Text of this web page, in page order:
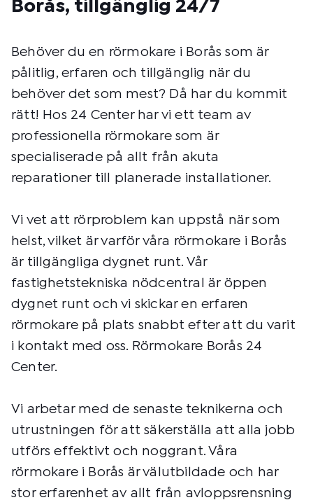
Borås, tillgänglig 24/7
Behöver du en rörmokare i Borås som är
pålitlig, erfaren och tillgänglig när du
behöver det som mest? Då har du kommit
rätt! Hos 24 Center har vi ett team av
professionella rörmokare som är
specialiserade på allt från akuta
reparationer till planerade installationer.
Vi vet att rörproblem kan uppstå när som
helst, vilket är varför våra rörmokare i Borås
är tillgängliga dygnet runt. Vår
fastighetstekniska nödcentral är öppen
dygnet runt och vi skickar en erfaren
rörmokare på plats snabbt efter att du varit
i kontakt med oss. Rörmokare Borås 24
Center.
Vi arbetar med de senaste teknikerna och
utrustningen för att säkerställa att alla jobb
utförs effektivt och noggrant. Våra
rörmokare i Borås är välutbildade och har
stor erfarenhet av allt från avloppsrensning